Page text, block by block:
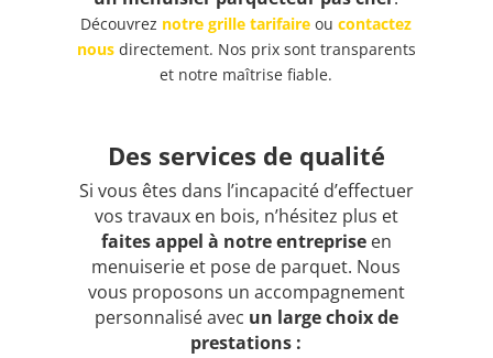
Découvrez notre grille tarifaire oucontactez
nous directement. Nos prix sont transparents
et notre maîtrise fiable.
Des services de qualité
Si vous êtes dans l’incapacité d’effectuer
vos travaux en bois, n’hésitez plus et
faites appel à notre entrepriseen
menuiserie et pose de parquet. Nous
vous proposons un accompagnement
personnalisé avec un large choix de
prestations :